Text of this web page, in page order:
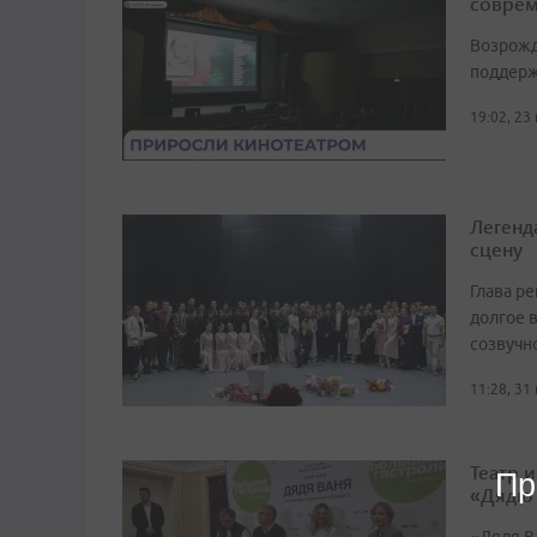
19:02,
сцену
Глава
долгое
11:28, 31
Театр
«Дядю